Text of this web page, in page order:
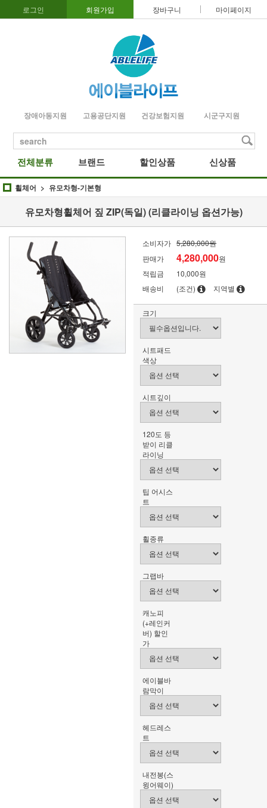
로그인 회원가입 장바구니 마이페이지
장애아동지원 고용공단지원 건강보험지원 시군구지원
search
전체분류 브랜드 할인상품 신상품
휠체어 유모차형-기본형
유모차형휠체어 짚 ZIP(독일) (리클라이닝 옵션가능)
소비자가 5,280,000원
판매가
4,280,000원
적립금
10,000원
배송비
(조건) 지역별
크기
시트패드
색상
시트깊이
120도 등
받이 리클
라이닝
팁 어시스
트
휠종류
그랩바
캐노피
(+레인커
버) 할인
가
에이블바
람막이
헤드레스
트
내전봉(스
윙어웨이)